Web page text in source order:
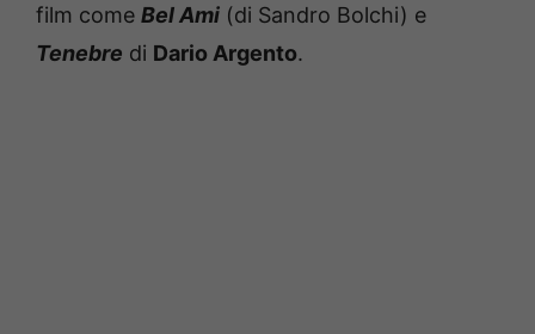
film come Bel Ami (di Sandro Bolchi) e
Tenebre di Dario Argento.